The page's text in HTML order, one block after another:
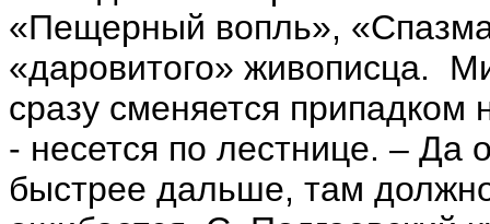
«Пещерный вопль»,
«даровитого» живописца.
сразу сменяется припадком
- несется по лестнице. –
быстрее дальше, там